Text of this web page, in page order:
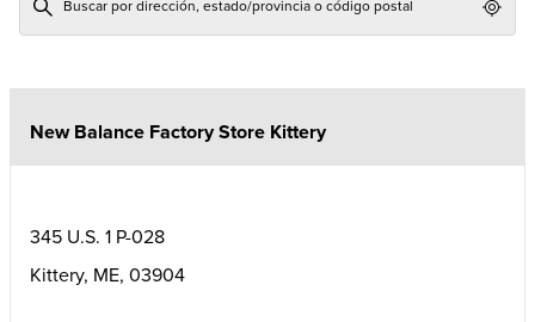
New Balance Factory Store Kittery
345 U.S. 1 P-028
Kittery, ME, 03904